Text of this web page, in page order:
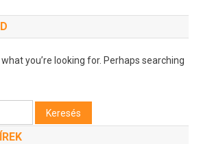
you’re looking for. Perhaps searching